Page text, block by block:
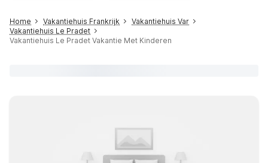
Home Vakantiehuis Frankrijk
Vakantiehuis Var
Vakantiehuis Le Pradet
Vakantiehuis Le Pradet Vakantie Met Kinderen